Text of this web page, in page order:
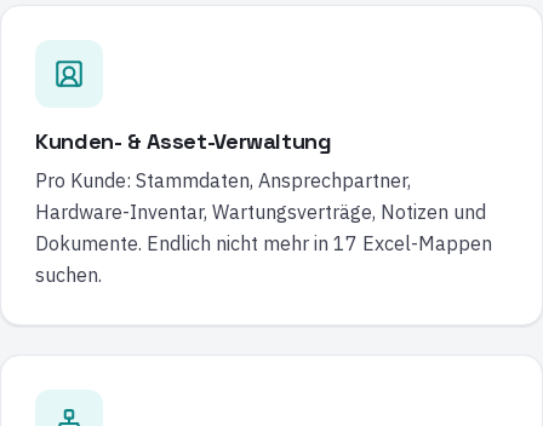
Kunden- & Asset-Verwaltung
Pro Kunde: Stammdaten, Ansprechpartner,
Hardware-Inventar, Wartungsverträge, Notizen und
Dokumente. Endlich nicht mehr in 17 Excel-Mappen
suchen.